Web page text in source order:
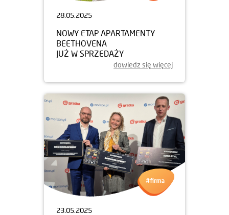
28.05.2025
NOWY ETAP APARTAMENTY
BEETHOVENA
JUŻ W SPRZEDAŻY
dowiedz się więcej
23.05.2025